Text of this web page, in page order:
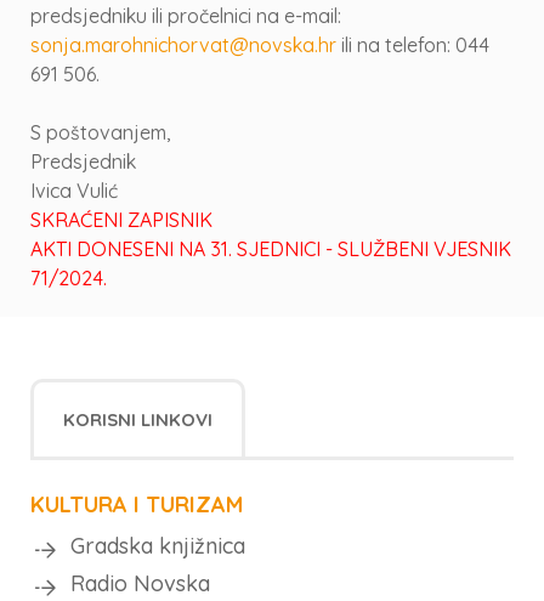
predsjedniku ili pročelnici na e-mail:
sonja.marohnichorvat@novska.hr ili na telefon: 044
691 506.
S poštovanjem,
Predsjednik
Ivica Vulić
SKRAĆENI ZAPISNIK
AKTI DONESENI NA 31. SJEDNICI - SLUŽBENI VJESNIK
71/2024.
KORISNI LINKOVI
KULTURA I TURIZAM
Gradska knjižnica
Radio Novska